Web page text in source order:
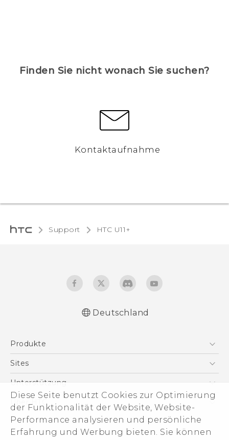
Diese Seite benutzt Cookies zur Optimierung
der Funktionalität der Website, Website-
Performance analysieren und persönliche
Erfahrung und Werbung bieten. Sie können
Finden Sie nicht wonach Sie suchen?
Kontaktaufnahme
Support HTC U11+‎
behördliche Bestimmungen
English - Quick start guide
English - User manual
English - Safety and regulatory guide
Deutschland
Produkte
Smartphones
VIVE
Zubehör
Sites
HTC Dev
HTC Vive
Unterstützung
Unterstützung
eCommerce Support
Über HTC
ESG
Impressum